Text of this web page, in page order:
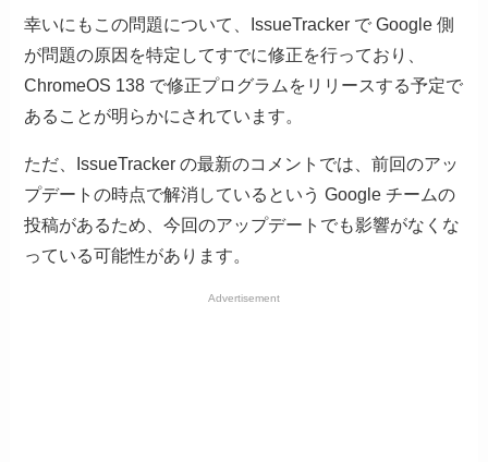
幸いにもこの問題について、IssueTracker で Google 側
が問題の原因を特定してすでに修正を行っており、
ChromeOS 138 で修正プログラムをリリースする予定で
あることが明らかにされています。
ただ、IssueTracker の最新のコメントでは、前回のアッ
プデートの時点で解消しているという Google チームの
投稿があるため、今回のアップデートでも影響がなくな
っている可能性があります。
Advertisement